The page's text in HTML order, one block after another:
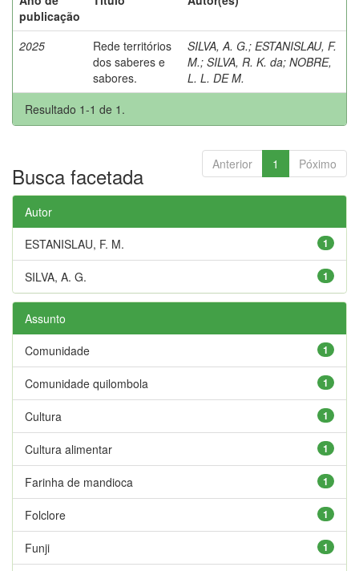
publicação
2025
Rede territórios
dos saberes e
sabores.
SILVA, A. G.; ESTANISLAU, F.
M.; SILVA, R. K. da; NOBRE,
L. L. DE M.
Resultado 1-1 de 1.
Anterior 1 Póximo
Busca facetada
Autor
1
ESTANISLAU, F. M.
1
SILVA, A. G.
Assunto
1
Comunidade
1
Comunidade quilombola
1
Cultura
1
Cultura alimentar
1
Farinha de mandioca
1
Folclore
1
Funji